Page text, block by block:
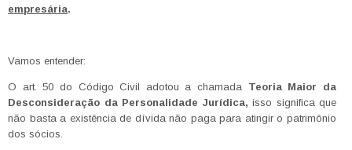
empresária.
Vamos entender:
O art. 50 do Código Civil adotou a chamada Teoria Maior da
Desconsideração da Personalidade Jurídica, isso significa que
não basta a existência de dívida não paga para atingir o patrimônio
dos sócios.